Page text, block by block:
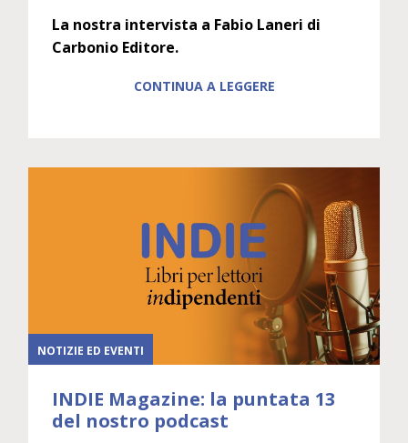
La nostra intervista a Fabio Laneri di
Carbonio Editore.
CONTINUA A LEGGERE
NOTIZIE ED EVENTI
INDIE Magazine: la puntata 13
del nostro podcast